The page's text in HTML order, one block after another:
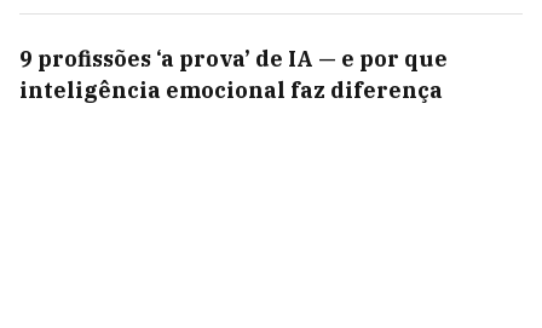
9 profissões ‘a prova’ de IA — e por que
inteligência emocional faz diferença